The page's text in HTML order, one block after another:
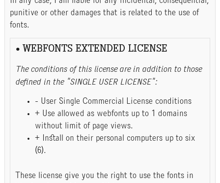
punitive or other damages that is related to the use of
fonts.
• WEBFONTS EXTENDED LICENSE
The conditions of this license are in addition to those
defined in the "SINGLE USER LICENSE":
- User Single Commercial License conditions
+ Use allowed as webfonts up to 1 domains
without limit of page views.
+ Install on their personal computers up to six
(6).
These license give you the right to use the fonts in